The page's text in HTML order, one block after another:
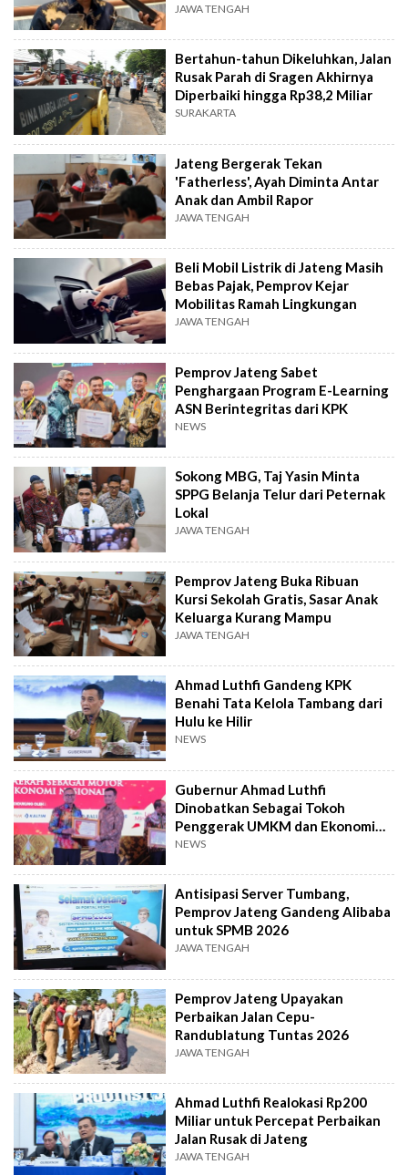
JAWA TENGAH
Bertahun-tahun Dikeluhkan, Jalan
Rusak Parah di Sragen Akhirnya
Diperbaiki hingga Rp38,2 Miliar
SURAKARTA
Jateng Bergerak Tekan
'Fatherless', Ayah Diminta Antar
Anak dan Ambil Rapor
JAWA TENGAH
Beli Mobil Listrik di Jateng Masih
Bebas Pajak, Pemprov Kejar
Mobilitas Ramah Lingkungan
JAWA TENGAH
Pemprov Jateng Sabet
Penghargaan Program E-Learning
ASN Berintegritas dari KPK
NEWS
Sokong MBG, Taj Yasin Minta
SPPG Belanja Telur dari Peternak
Lokal
JAWA TENGAH
Pemprov Jateng Buka Ribuan
Kursi Sekolah Gratis, Sasar Anak
Keluarga Kurang Mampu
JAWA TENGAH
Ahmad Luthfi Gandeng KPK
Benahi Tata Kelola Tambang dari
Hulu ke Hilir
NEWS
Gubernur Ahmad Luthfi
Dinobatkan Sebagai Tokoh
Penggerak UMKM dan Ekonomi
Kreatif
NEWS
Antisipasi Server Tumbang,
Pemprov Jateng Gandeng Alibaba
untuk SPMB 2026
JAWA TENGAH
Pemprov Jateng Upayakan
Perbaikan Jalan Cepu-
Randublatung Tuntas 2026
JAWA TENGAH
Ahmad Luthfi Realokasi Rp200
Miliar untuk Percepat Perbaikan
Jalan Rusak di Jateng
JAWA TENGAH